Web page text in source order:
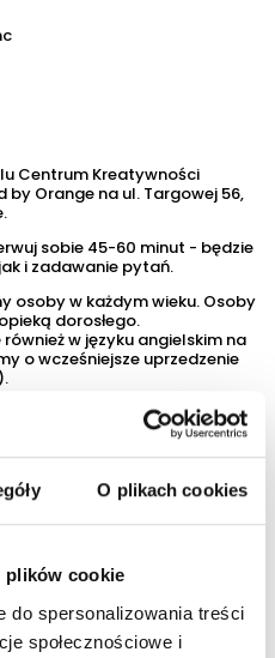
O plikach cookies
plików cookie
do spersonalizowania treści
społecznościowe i
Centrum Kreatywności
by Orange na ul. Targowej 56,
sobie 45-60 minut - będzie
i zadawanie pytań.
osoby w każdym wieku. Osoby
dorosłego.
w języku angielskim na
o wcześniejsze uprzedzenie
środy: 1, 8, 15, 22, 29 w
Prosimy o przyjście